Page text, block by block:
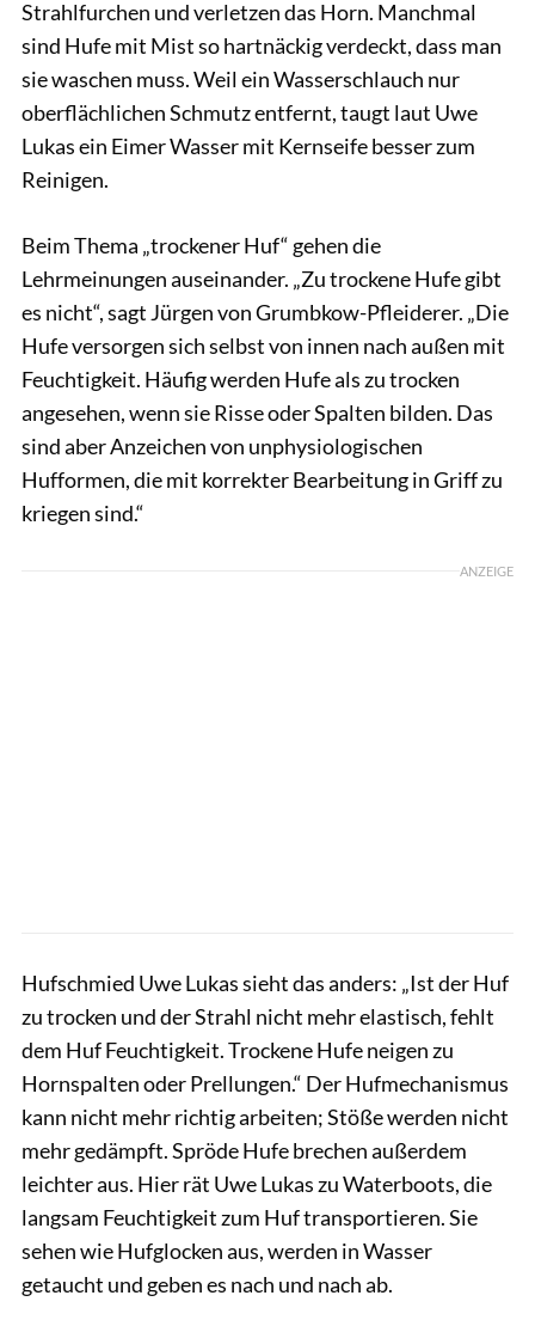
Strahlfurchen und verletzen das Horn. Manchmal
sind Hufe mit Mist so hartnäckig verdeckt, dass man
sie waschen muss. Weil ein Wasserschlauch nur
oberflächlichen Schmutz entfernt, taugt laut Uwe
Lukas ein Eimer Wasser mit Kernseife besser zum
Reinigen.
Beim Thema „trockener Huf“ gehen die
Lehrmeinungen auseinander. „Zu trockene Hufe gibt
es nicht“, sagt Jürgen von Grumbkow-Pfleiderer. „Die
Hufe versorgen sich selbst von innen nach außen mit
Feuchtigkeit. Häufig werden Hufe als zu trocken
angesehen, wenn sie Risse oder Spalten bilden. Das
sind aber Anzeichen von unphysiologischen
Hufformen, die mit korrekter Bearbeitung in Griff zu
kriegen sind.“
ANZEIGE
Hufschmied Uwe Lukas sieht das anders: „Ist der Huf
zu trocken und der Strahl nicht mehr elastisch, fehlt
dem Huf Feuchtigkeit. Trockene Hufe neigen zu
Hornspalten oder Prellungen.“ Der Hufmechanismus
kann nicht mehr richtig arbeiten; Stöße werden nicht
mehr gedämpft. Spröde Hufe brechen außerdem
leichter aus. Hier rät Uwe Lukas zu Waterboots, die
langsam Feuchtigkeit zum Huf transportieren. Sie
sehen wie Hufglocken aus, werden in Wasser
getaucht und geben es nach und nach ab.